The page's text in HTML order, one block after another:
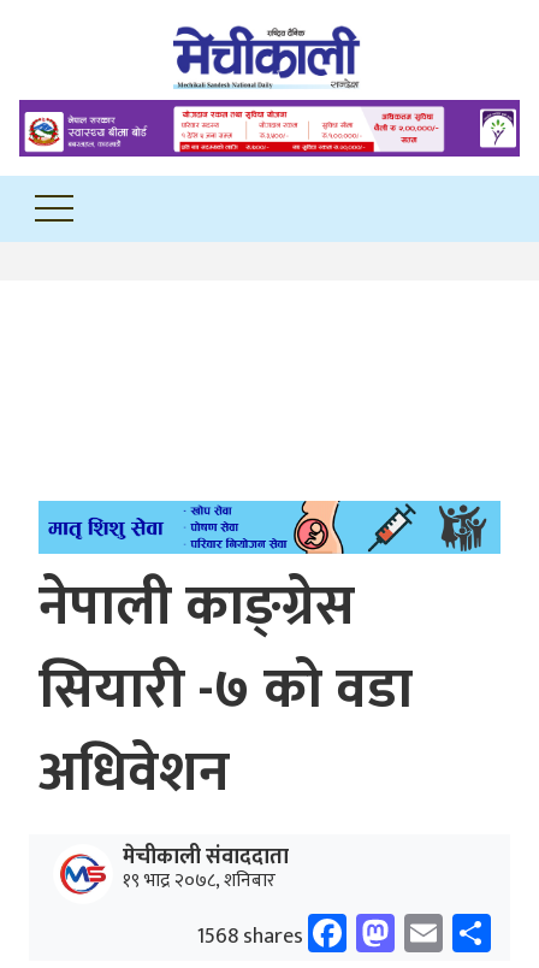
नेपाली काङ्ग्रेस
सियारी -७ को वडा
अधिवेशन
मेचीकाली संवाददाता
१९ भाद्र २०७८, शनिबार
1568 shares Facebook
Email